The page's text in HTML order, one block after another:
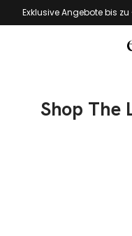
Zum Inhalt springen
Exklusive Angebote bis zu
Shop The